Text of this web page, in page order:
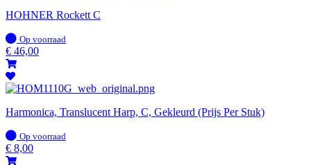
HOHNER Rockett C
Op
voorraad
Op voorraad
€ 46,00
Harmonica, Translucent Harp, C, Gekleurd (Prijs Per Stuk)
Op
voorraad
Op voorraad
€ 8,00